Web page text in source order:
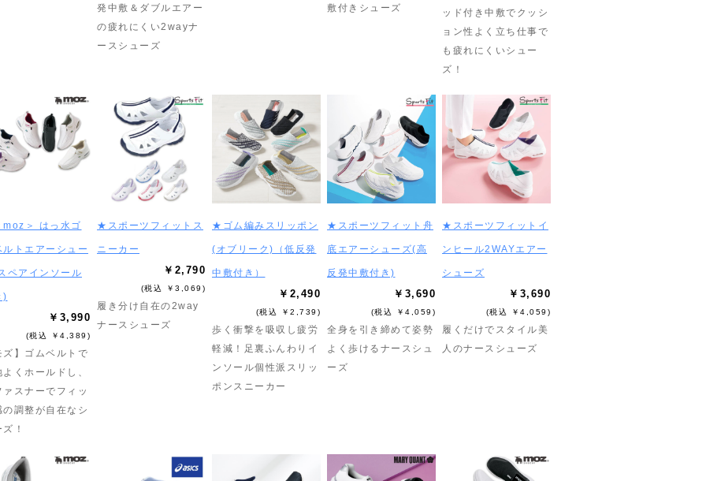
発中敷＆ダブルエアー
の疲れにくい2wayナ
ースシューズ
敷付きシューズ
ッド付き中敷でクッシ
ョン性よく立ち仕事で
も疲れにくいシュー
ズ！
＞ はっ水ゴ
ルトエアーシュー
ペアインソール
)
￥3,990
(税込 ￥4,389)
ズ】ゴムベルトで
よくホールドし、
ァスナーでフィッ
の調整が自在なシ
！
★スポーツフィットス
ニーカー
￥2,790
(税込 ￥3,069)
履き分け自在の2way
ナースシューズ
★ゴム編みスリッポン
(オブリーク)（低反発
中敷付き）
￥2,490
(税込 ￥2,739)
歩く衝撃を吸収し疲労
軽減！足裏ふんわりイ
ンソール個性派スリッ
ポンスニーカー
★スポーツフィット舟
底エアーシューズ(高
反発中敷付き)
￥3,690
(税込 ￥4,059)
全身を引き締めて姿勢
よく歩けるナースシュ
ーズ
★スポーツフィットイ
ンヒール2WAYエアー
シューズ
￥3,690
(税込 ￥4,059)
履くだけでスタイル美
人のナースシューズ